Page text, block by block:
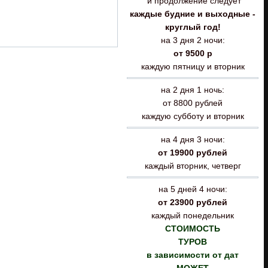
каждые будние и выходные -
круглый год!
на 3 дня 2 ночи:
от 9500 р
каждую пятницу и вторник
на 2 дня 1 ночь:
от 8800 рублей
каждую субботу и вторник
на 4 дня 3 ночи:
от 19900 рублей
каждый вторник, четверг
на 5 дней 4 ночи:
от 23900 рублей
каждый понедельник
СТОИМОСТЬ
ТУРОВ
в зависимости от дат